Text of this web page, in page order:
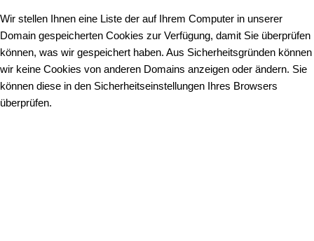
Wir stellen Ihnen eine Liste der auf Ihrem Computer in unserer
Domain gespeicherten Cookies zur Verfügung, damit Sie überprüfen
können, was wir gespeichert haben. Aus Sicherheitsgründen können
wir keine Cookies von anderen Domains anzeigen oder ändern. Sie
können diese in den Sicherheitseinstellungen Ihres Browsers
überprüfen.